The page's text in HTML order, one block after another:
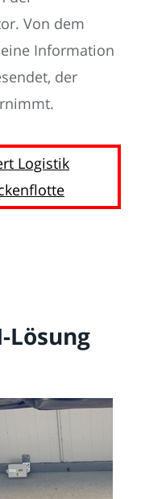
Von dem
Information
der
Logistik
Lösung